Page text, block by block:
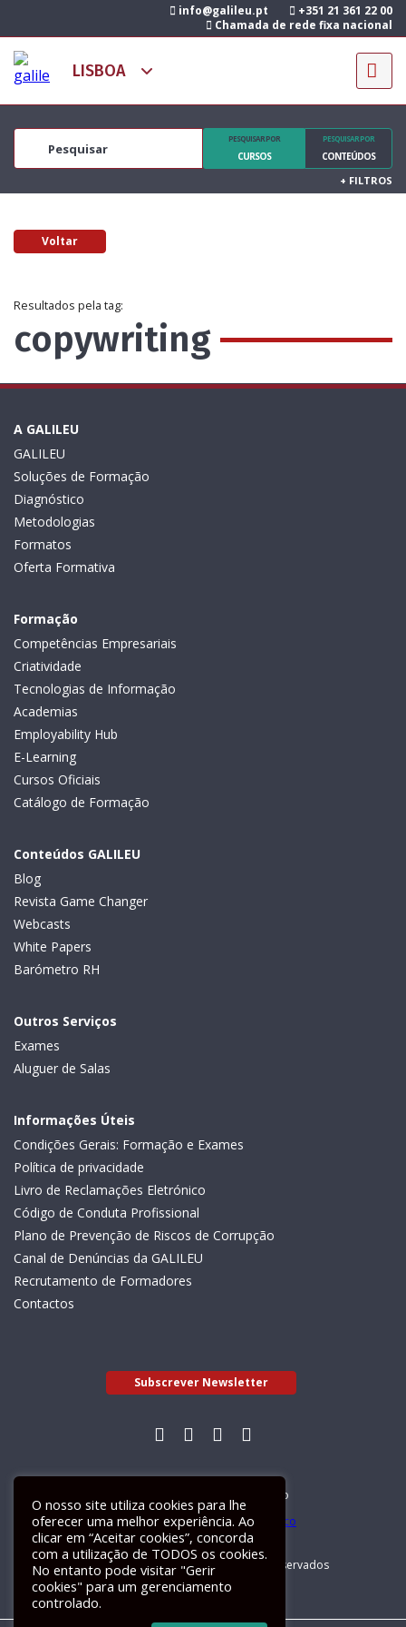
info@galileu.pt
+351 21 361 22 00
Chamada de rede fixa nacional
PESQUISAR POR
CURSOS
PESQUISAR POR
CONTEÚDOS
+ FILTROS
Voltar
Resultados pela tag:
copywriting
A GALILEU
GALILEU
Soluções de Formação
Diagnóstico
Metodologias
Formatos
Oferta Formativa
Formação
Competências Empresariais
Criatividade
Tecnologias de Informação
Academias
Employability Hub
E-Learning
Cursos Oficiais
Catálogo de Formação
Conteúdos GALILEU
Blog
Revista Game Changer
Webcasts
White Papers
Barómetro RH
Outros Serviços
Exames
Aluguer de Salas
Informações Úteis
Condições Gerais: Formação e Exames
Política de privacidade
Livro de Reclamações Eletrónico
Código de Conduta Profissional
Plano de Prevenção de Riscos de Corrupção
Canal de Denúncias da GALILEU
Recrutamento de Formadores
Contactos
Subscrever Newsletter
Livro de Reclamações Electrónico
GALILEU 2026 © Todos os direitos reservados
O nosso site utiliza cookies para lhe
oferecer uma melhor experiência. Ao
clicar em “Aceitar cookies”, concorda
com a utilização de TODOS os cookies.
No entanto pode visitar "Gerir
cookies" para um gerenciamento
controlado.